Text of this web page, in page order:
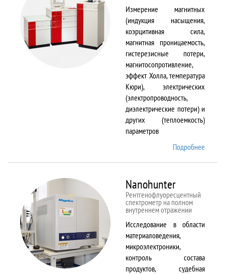
Измерение магнитных
(индукция насыщения,
коэрцитивная сила,
магнитная проницаемость,
гистерезисные потери,
магнитосопротивление,
эффект Холла, температура
Кюри), электрических
(электропроводность,
диэлектрические потери) и
других (теплоемкость)
параметров
Подробнее
Nanohunter
Рентгенофлуоресцентный
спектрометр на полном
внутреннем отражении
Исследование в области
материаловедения,
микроэлектроники,
контроль состава
продуктов, судебная